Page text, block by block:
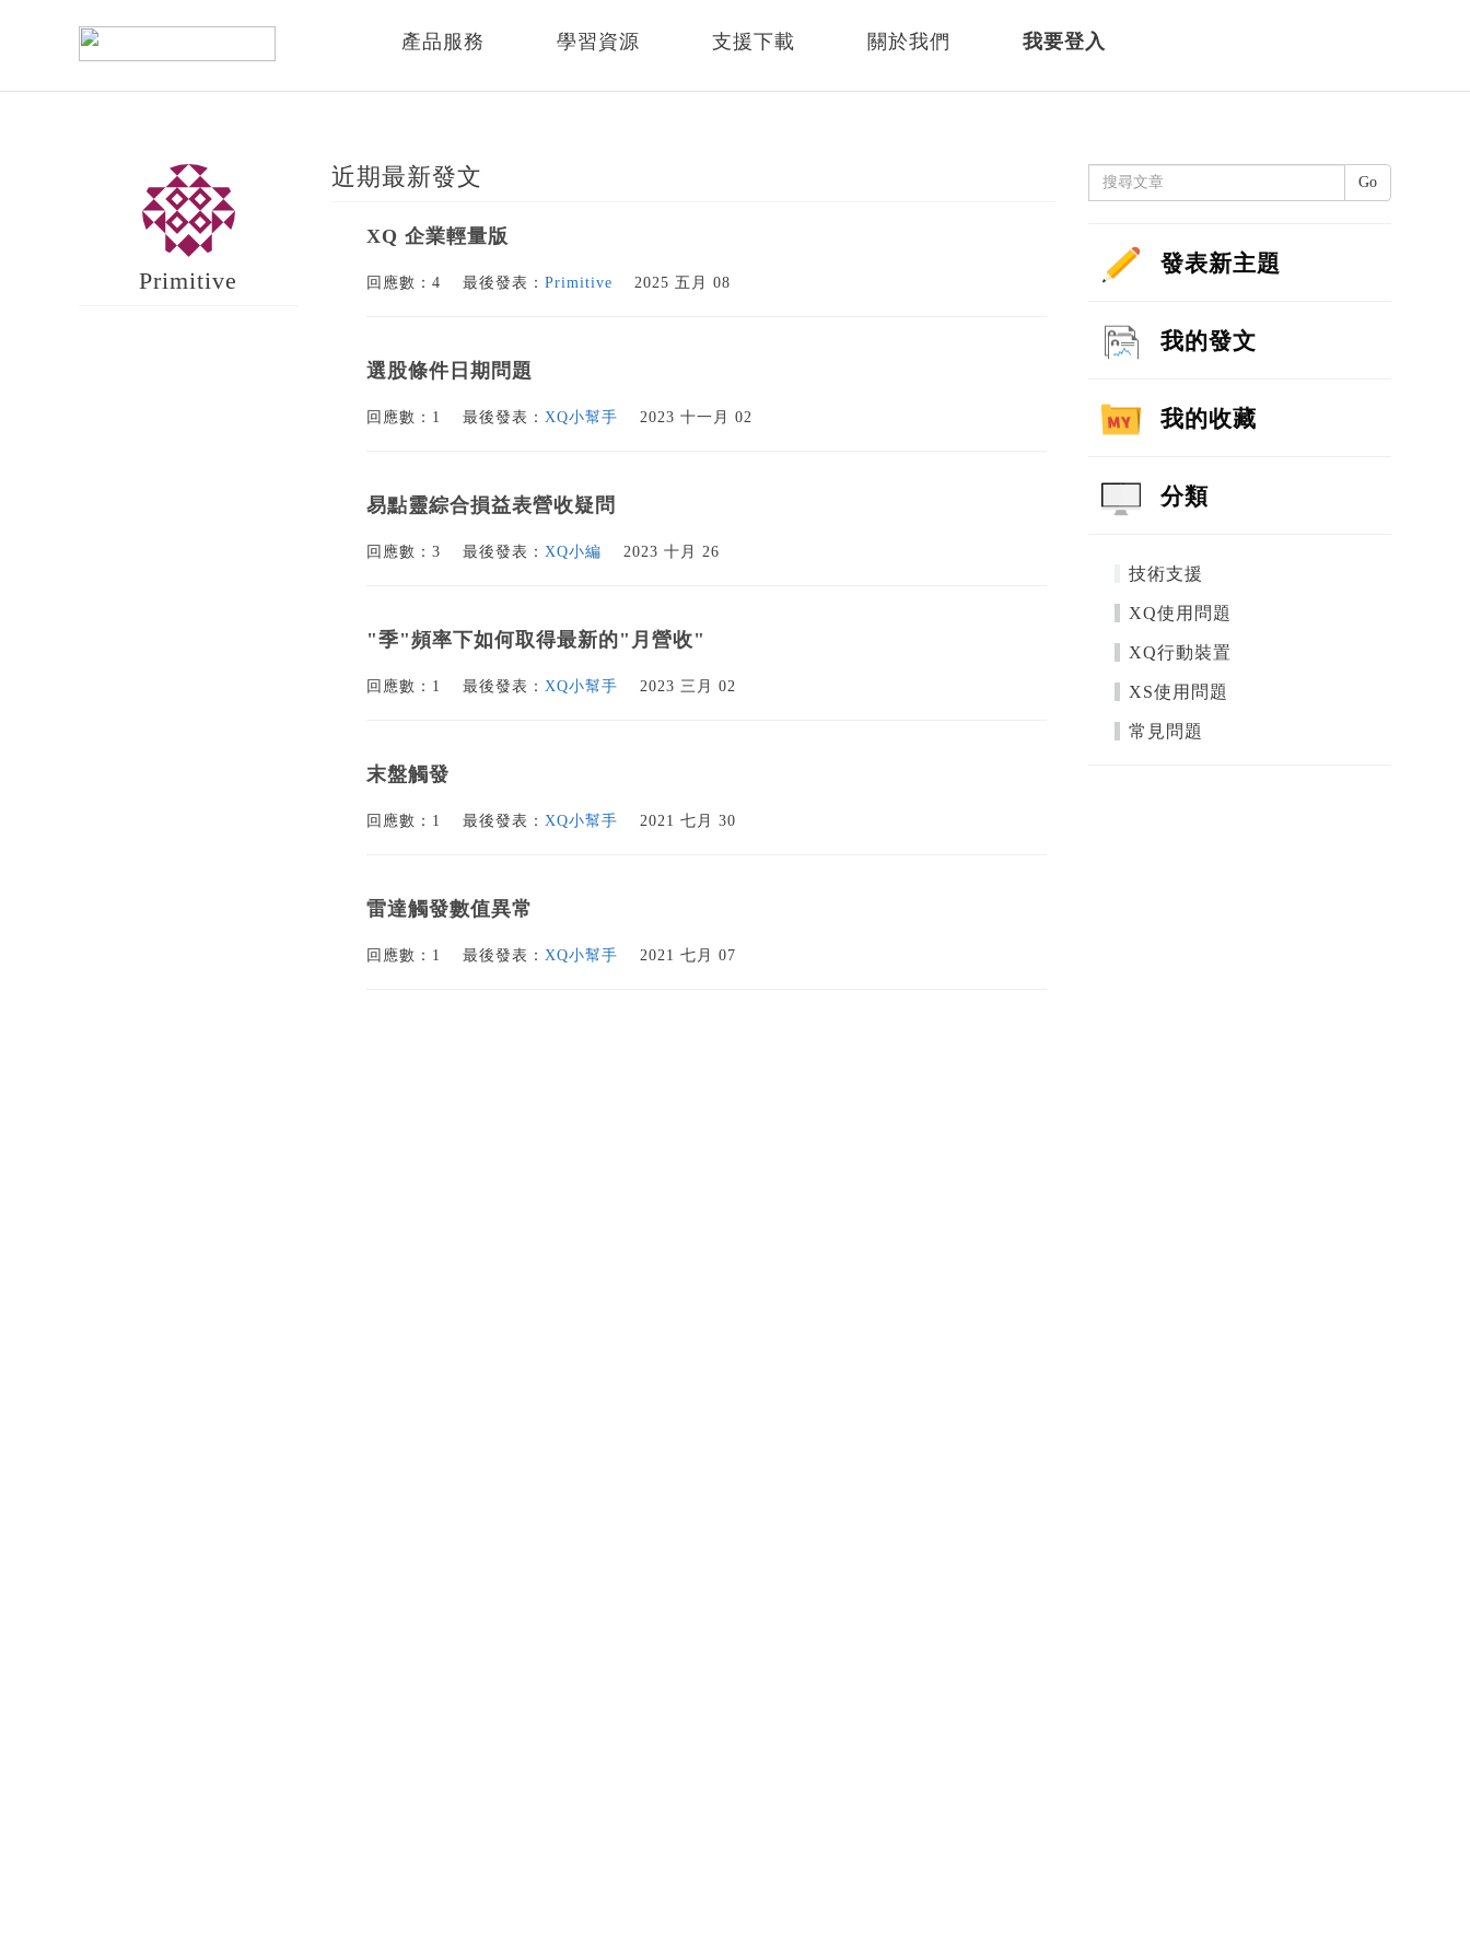
產品服務 學習資源 支援下載 關於我們 我要登入
Primitive
近期最新發文
XQ 企業輕量版
回應數：4 最後發表： Primitive 2025 五月 08
選股條件日期問題
回應數：1 最後發表： XQ小幫手 2023 十一月 02
易點靈綜合損益表營收疑問
回應數：3 最後發表： XQ小編 2023 十月 26
"季"頻率下如何取得最新的"月營收"
回應數：1 最後發表： XQ小幫手 2023 三月 02
末盤觸發
回應數：1 最後發表： XQ小幫手 2021 七月 30
雷達觸發數值異常
回應數：1 最後發表： XQ小幫手 2021 七月 07
Go
發表新主題
我的發文
我的收藏
分類
技術支援
XQ使用問題
XQ行動裝置
XS使用問題
常見問題